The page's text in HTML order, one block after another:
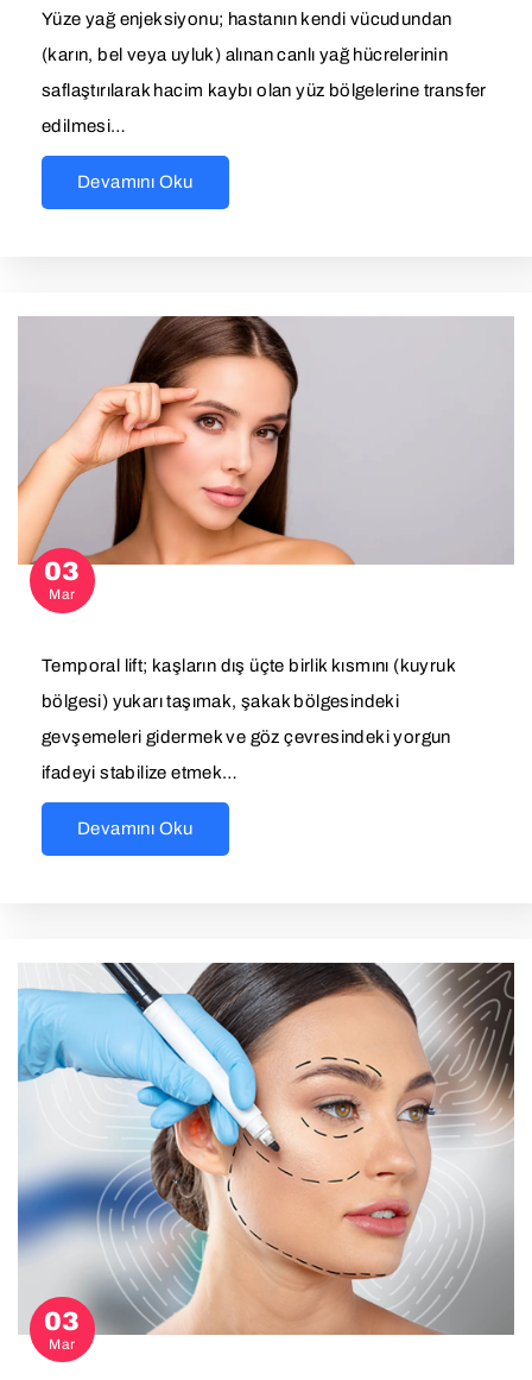
Yüze yağ enjeksiyonu; hastanın kendi vücudundan
(karın, bel veya uyluk) alınan canlı yağ hücrelerinin
saflaştırılarak hacim kaybı olan yüz bölgelerine transfer
edilmesi…
Devamını Oku
03
Mar
Temporal lift; kaşların dış üçte birlik kısmını (kuyruk
bölgesi) yukarı taşımak, şakak bölgesindeki
gevşemeleri gidermek ve göz çevresindeki yorgun
ifadeyi stabilize etmek…
Devamını Oku
03
Mar